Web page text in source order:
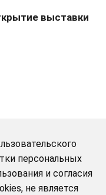
выставки
персональных
и согласия
не является